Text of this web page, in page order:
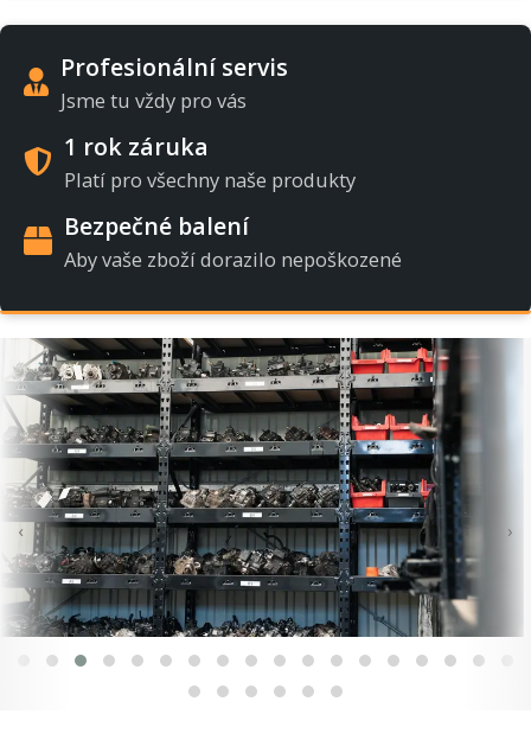
Profesionální servis
Jsme tu vždy pro vás
1 rok záruka
Platí pro všechny naše produkty
Bezpečné balení
Aby vaše zboží dorazilo nepoškozené
‹ ›